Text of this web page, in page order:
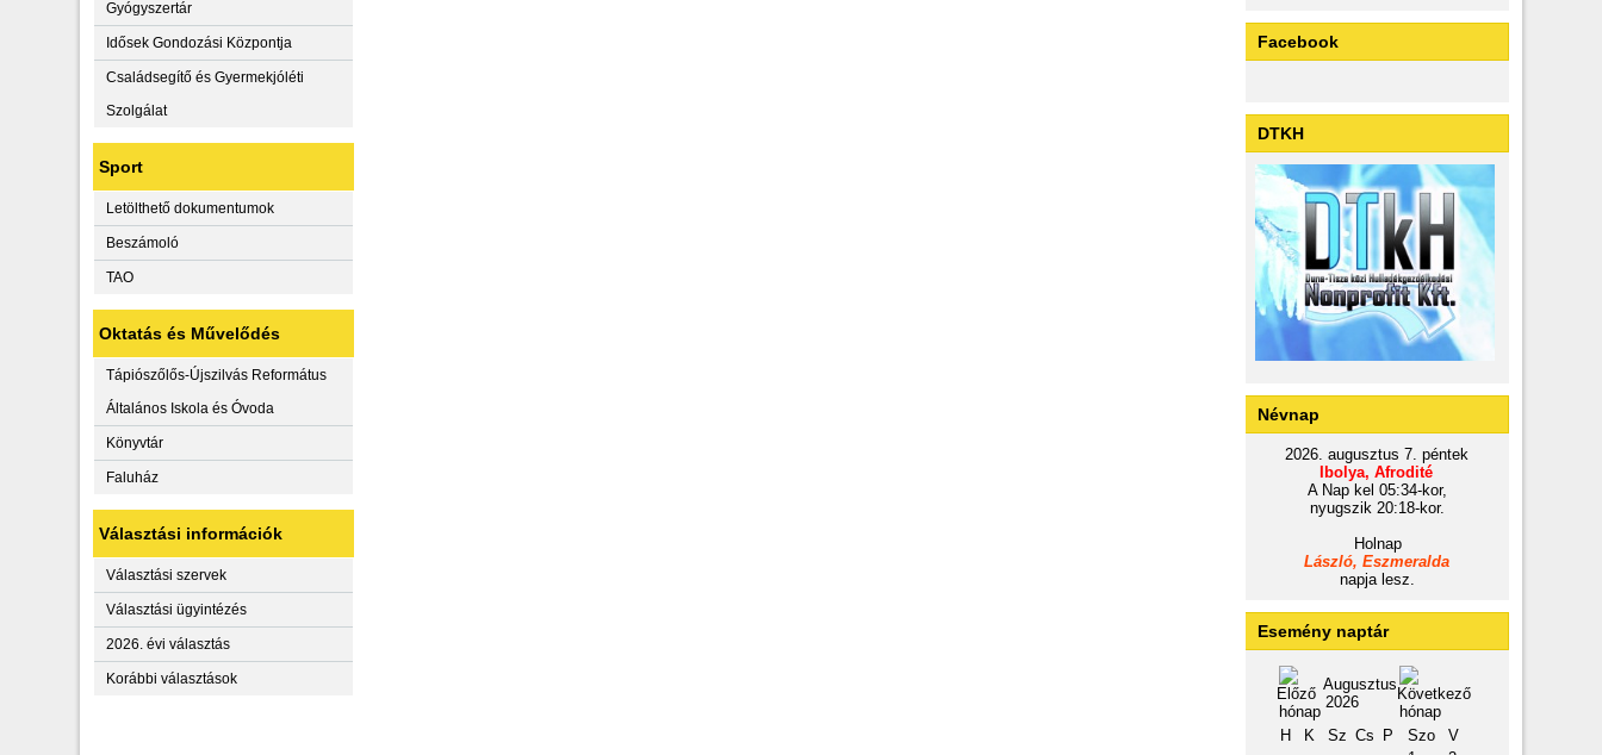
Gyógyszertár
Idősek Gondozási Központja
Családsegítő és Gyermekjóléti
Szolgálat
Sport
Letölthető dokumentumok
Beszámoló
TAO
Oktatás és Művelődés
Tápiószőlős-Újszilvás Református
Általános Iskola és Óvoda
Könyvtár
Faluház
Választási információk
Választási szervek
Választási ügyintézés
2026. évi választás
Korábbi választások
Facebook
DTKH
Névnap
2026. augusztus 7. péntek
Ibolya, Afrodité
A Nap kel 05:34-kor,
nyugszik 20:18-kor.
Holnap
László, Eszmeralda
napja lesz.
Esemény naptár
Augusztus
2026
H
K Sz Cs P Szo
V